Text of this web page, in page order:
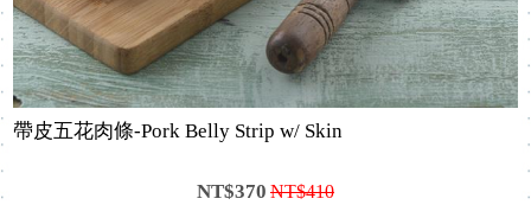
帶皮五花肉條-Pork Belly Strip w/ Skin
NT$370 NT$410